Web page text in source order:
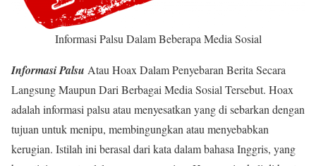
Informasi Palsu Dalam Beberapa Media Sosial
Informasi Palsu Atau Hoax Dalam Penyebaran Berita Secara
Langsung Maupun Dari Berbagai Media Sosial Tersebut. Hoax
adalah informasi palsu atau menyesatkan yang di sebarkan dengan
tujuan untuk menipu, membingungkan atau menyebabkan
kerugian. Istilah ini berasal dari kata dalam bahasa Inggris, yang